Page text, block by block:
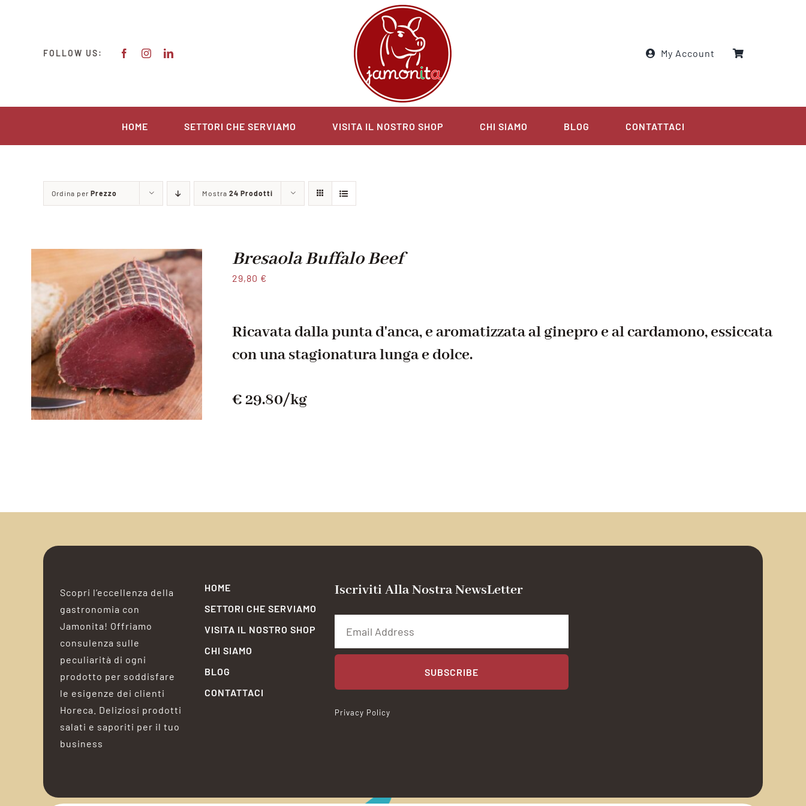
FOLLOW US: My Account
HOME SETTORI CHE SERVIAMO VISITA IL NOSTRO SHOP CHI SIAMO BLOG CONTATTACI
Ordina per Prezzo Mostra 24 Prodotti
Bresaola Buffalo Beef
29,80 €
Ricavata dalla punta d'anca, e aromatizzata al ginepro e al cardamono, essiccata
con una stagionatura lunga e dolce.
€ 29.80/kg
Scopri l’eccellenza della
gastronomia con
Jamonita! Offriamo
consulenza sulle
peculiarità di ogni
prodotto per soddisfare
le esigenze dei clienti
Horeca. Deliziosi prodotti
salati e saporiti per il tuo
business
HOME
SETTORI CHE SERVIAMO
VISITA IL NOSTRO SHOP
CHI SIAMO
BLOG
CONTATTACI
Iscriviti Alla Nostra NewsLetter
SUBSCRIBE
Privacy Policy